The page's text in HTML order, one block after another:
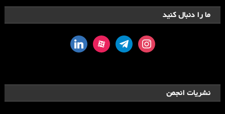
ما را دنبال کنید
instagram
telegram
aparat
linkedin
نشریات انجمن